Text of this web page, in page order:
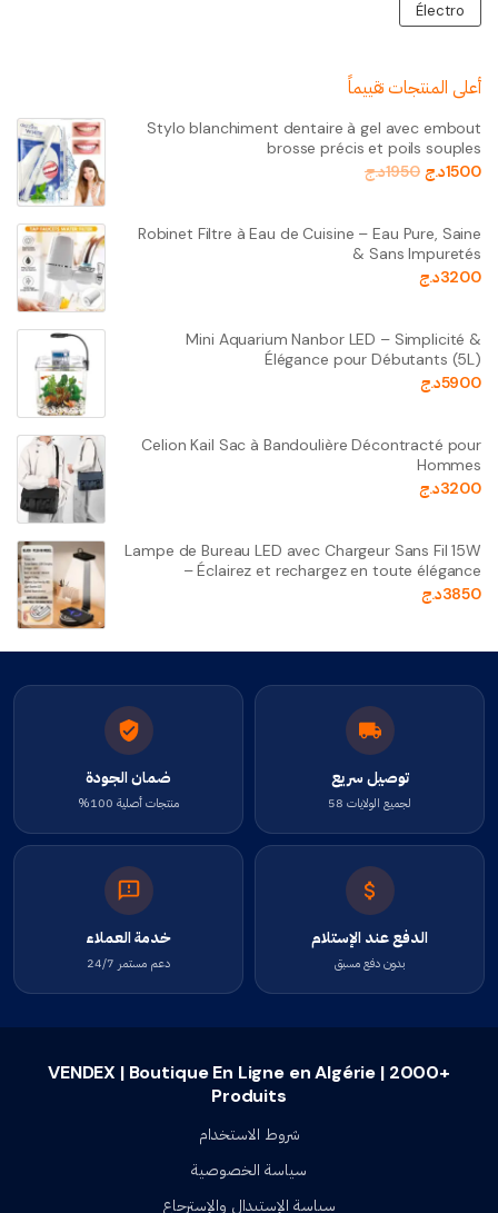
Électro
أعلى المنتجات تقييماً
Stylo blanchiment dentaire à gel avec embout
brosse précis et poils souples
1500د.ج 1950د.ج
Robinet Filtre à Eau de Cuisine – Eau Pure, Saine
& Sans Impuretés
3200د.ج
Mini Aquarium Nanbor LED – Simplicité &
Élégance pour Débutants (5L)
5900د.ج
Celion Kail Sac à Bandoulière Décontracté pour
Hommes
3200د.ج
Lampe de Bureau LED avec Chargeur Sans Fil 15W
– Éclairez et rechargez en toute élégance
3850د.ج
توصيل سريع
لجميع الولايات 58
ضمان الجودة
منتجات أصلية 100%
الدفع عند الإستلام
بدون دفع مسبق
خدمة العملاء
دعم مستمر 24/7
VENDEX | Boutique En Ligne en Algérie | 2000+
Produits
شروط الاستخدام
سياسة الخصوصية
سياسة الإستبدال والإسترجاع